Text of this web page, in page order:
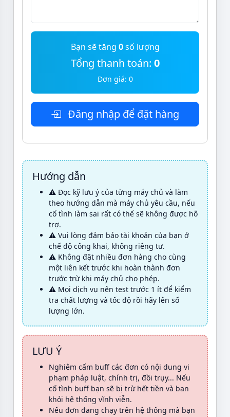
Bạn sẽ tăng 0số lượng
Tổng thanh toán: 0
Đơn giá: 0
Đăng nhập để đặt hàng
Hướng dẫn
⚠️ Đọc kỹ lưu ý của từng máy chủ và làm
theo hướng dẫn mà máy chủ yêu cầu, nếu
cố tình làm sai rất có thể sẽ không được hỗ
trợ.
⚠️ Vui lòng đảm bảo tài khoản của bạn ở
chế độ công khai, không riêng tư.
⚠️ Không đặt nhiều đơn hàng cho cùng
một liên kết trước khi hoàn thành đơn
trước trừ khi máy chủ cho phép.
⚠️ Mọi dịch vụ nên test trước 1 ít để kiểm
tra chất lượng và tốc độ rồi hãy lên số
lượng lớn.
LƯU Ý
Nghiêm cấm buff các đơn có nội dung vi
phạm pháp luật, chính trị, đồi trụy... Nếu
cố tình buff bạn sẽ bị trừ hết tiền và ban
khỏi hệ thống vĩnh viễn.
Nếu đơn đang chạy trên hệ thống mà bạn